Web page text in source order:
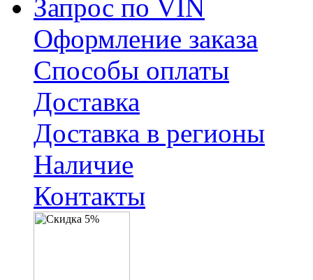
Запрос по VIN
Оформление заказа
Способы оплаты
Доставка
Доставка в регионы
Наличие
Контакты